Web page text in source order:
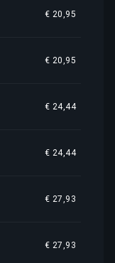
€ 20,95
€ 20,95
€ 24,44
€ 24,44
€ 27,93
€ 27,93